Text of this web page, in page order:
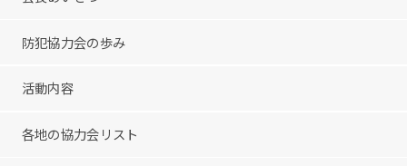
防犯協力会の歩み
活動内容
各地の協力会リスト